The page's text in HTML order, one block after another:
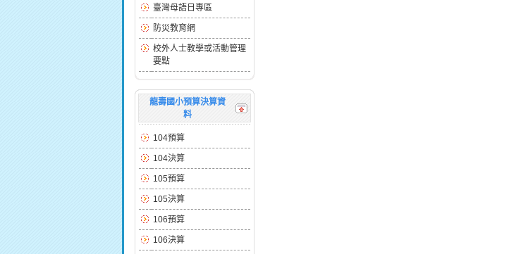
臺灣母語日專區
防災教育網
校外人士教學或活動管理
要點
龍壽國小預算決算資
料
104預算
104決算
105預算
105決算
106預算
106決算